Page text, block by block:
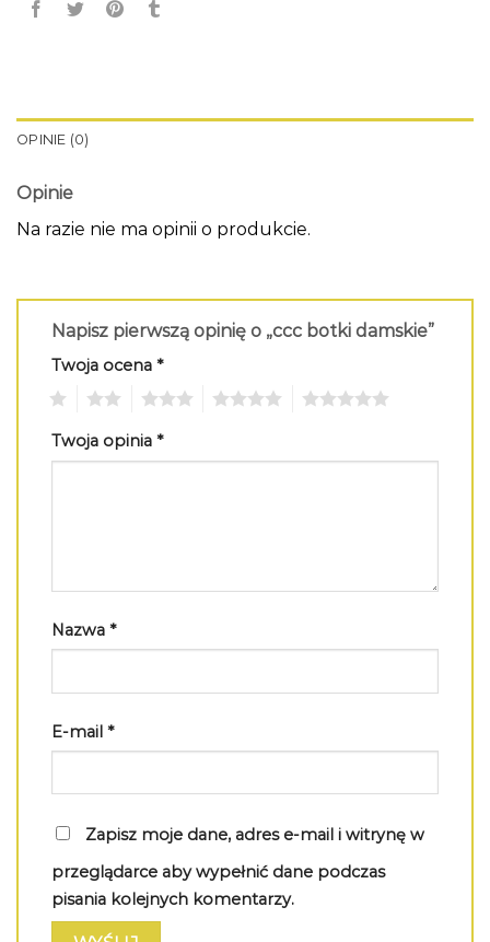
OPINIE (0)
Opinie
Na razie nie ma opinii o produkcie.
Napisz pierwszą opinię o „ccc botki damskie”
Twoja ocena *
Twoja opinia *
Nazwa *
E-mail *
Zapisz moje dane, adres e-mail i witrynę w
przeglądarce aby wypełnić dane podczas
pisania kolejnych komentarzy.